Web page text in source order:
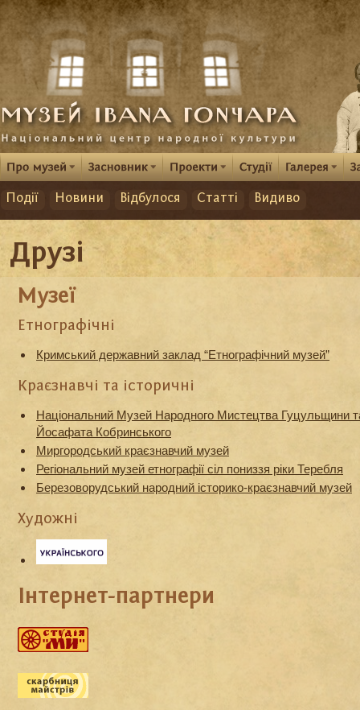
Події Новини Відбулося Статті Видиво
Друзі
Музеї
Етнографічні
Кримський державний заклад “Етнографічний музей”
Краєзнавчі та історичні
Національний Музей Народного Мистецтва Гуцульщини
Йосафата Кобринського
Миргородський краєзнавчий музей
Регіональний музей етнографії сіл пониззя ріки Теребля
Березоворудський народний історико-краєзнавчий музей
Художні
Інтернет-партнери